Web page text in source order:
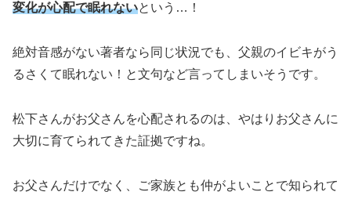
変化が心配で眠れないという…！
絶対音感がない著者なら同じ状況でも、父親のイビキがう
るさくて眠れない！と文句など言ってしまいそうです。
松下さんがお父さんを心配されるのは、やはりお父さんに
大切に育てられてきた証拠ですね。
お父さんだけでなく、ご家族とも仲がよいことで知られて